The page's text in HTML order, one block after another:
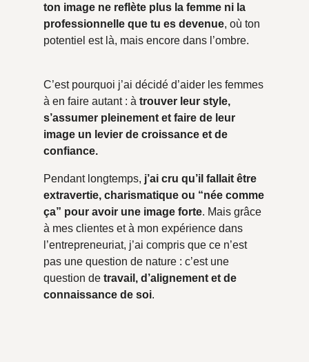
ton image ne reflète plus la femme ni la
professionnelle que tu es devenue, où ton
potentiel est là, mais encore dans l’ombre.
C’est pourquoi j’ai décidé d’aider les femmes
à en faire autant : à trouver leur style,
s’assumer pleinement et faire de leur
image un levier de croissance et de
confiance.
Pendant longtemps, j’ai cru qu’il fallait être
extravertie, charismatique ou “née comme
ça” pour avoir une image forte. Mais grâce
à mes clientes et à mon expérience dans
l’entrepreneuriat, j’ai compris que ce n’est
pas une question de nature : c’est une
question de travail, d’alignement et de
connaissance de soi.